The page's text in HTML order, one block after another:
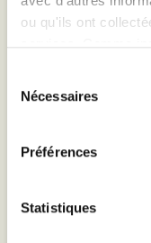
ou qu'ils ont
services. Comme
cliquant sur « tout
cookies (sauf
paramétrer vos
autoriser ma
consentement à tout
Nécessaires
Préférences
Statistiques
POUR